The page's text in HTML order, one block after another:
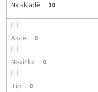
o
Na skladě 10
Akce 0
Novinka 0
Tip 0